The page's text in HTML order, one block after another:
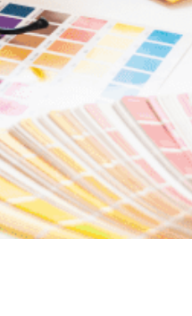
Magazijn